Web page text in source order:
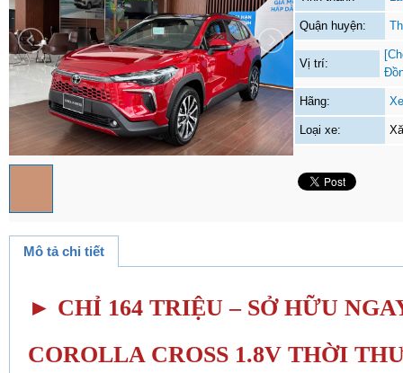
Quận huyện:
Vị trí:
Hãng:
Loại xe:
Mô tả chi tiết
► CHỈ 164 TRIỆU – SỞ HỮU
COROLLA CROSS 1.8V THỜI